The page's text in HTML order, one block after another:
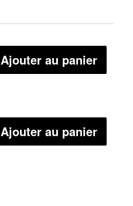
Ajouter au panier
Ajouter au panier